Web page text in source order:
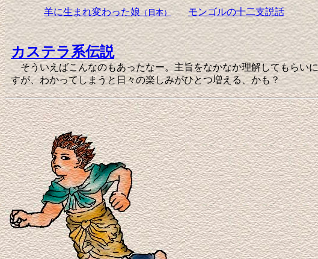
羊に生まれ変わった娘（日本） モンゴルの十二支説話
カステラ系伝説
そういえばこんなのもあったなー。主旨をなかなか理解してもらい
すが、わかってしまうと日々の楽しみがひとつ増える、かも？